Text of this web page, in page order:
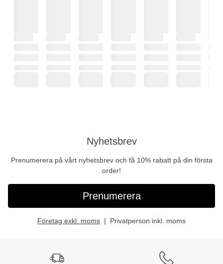
Nyhetsbrev
Prenumerera på vårt nyhetsbrev och få 10% rabatt på din första
order!
Prenumerera
Företag exkl. moms Privatperson inkl. moms